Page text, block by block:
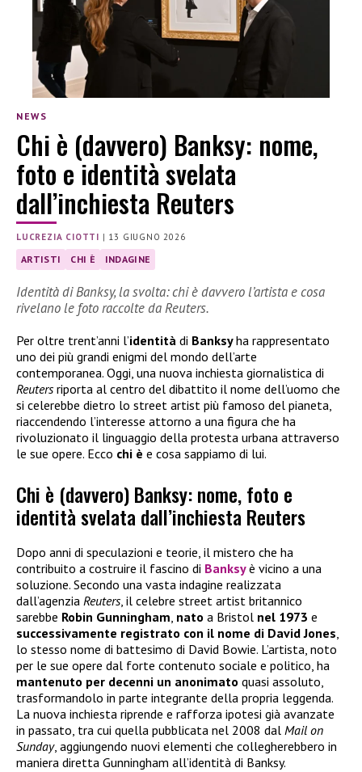
NEWS
Chi è (davvero) Banksy: nome,
foto e identità svelata
dall’inchiesta Reuters
LUCREZIA CIOTTI | 13 GIUGNO 2026
ARTISTI CHI È INDAGINE
Identità di Banksy, la svolta: chi è davvero l’artista e cosa
rivelano le foto raccolte da Reuters.
Per oltre trent’anni l’identità di Banksyha rappresentato
uno dei più grandi enigmi del mondo dell’arte
contemporanea. Oggi, una nuova inchiesta giornalistica di
Reutersriporta al centro del dibattito il nome dell’uomo che
si celerebbe dietro lo street artist più famoso del pianeta,
riaccendendo l’interesse attorno a una figura che ha
rivoluzionato il linguaggio della protesta urbana attraverso
le sue opere. Ecco chi è e cosa sappiamo di lui.
Chi è (davvero) Banksy: nome, foto e
identità svelata dall’inchiesta Reuters
Dopo anni di speculazioni e teorie, il mistero che ha
contribuito a costruire il fascino di Banksyè vicino a una
soluzione. Secondo una vasta indagine realizzata
dall’agenzia Reuters, il celebre street artist britannico
sarebbe Robin Gunningham, nato a Bristol nel 1973 e
successivamente registrato con il nome di David Jones,
lo stesso nome di battesimo di David Bowie. L’artista, noto
per le sue opere dal forte contenuto sociale e politico, ha
mantenuto per decenni un anonimato quasi assoluto,
trasformandolo in parte integrante della propria leggenda.
La nuova inchiesta riprende e rafforza ipotesi già avanzate
in passato, tra cui quella pubblicata nel 2008 dal Mail on
Sunday, aggiungendo nuovi elementi che collegherebbero in
maniera diretta Gunningham all’identità di Banksy.